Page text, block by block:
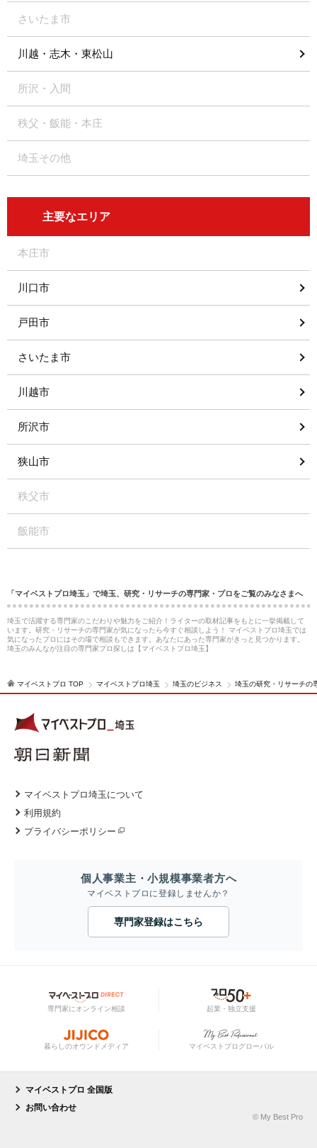
さいたま市
川越・志木・東松山
所沢・入間
秩父・飯能・本庄
埼玉その他
主要なエリア
本庄市
川口市
戸田市
さいたま市
川越市
所沢市
狭山市
秩父市
飯能市
「マイベストプロ埼玉」で埼玉、研究・リサーチの専門家・プロをご覧のみなさまへ
埼玉で活躍する専門家のこだわりや魅力をご紹介！ライターの取材記事をもとに一挙掲載して
います。研究・リサーチの専門家が気になったら今すぐ相談しよう！ マイベストプロ埼玉では
気になったプロにはその場で相談もできます。あなたにあった専門家がきっと見つかります。
埼玉のみんなが注目の専門家プロ探しは【マイベストプロ埼玉】
マイベストプロ TOP マイベストプロ埼玉 埼玉のビジネス 埼玉の研究・リサーチの
マイベストプロ埼玉について
利用規約
プライバシーポリシー
個人事業主・小規模事業者方へ
マイベストプロに登録しませんか？
専門家登録はこちら
専門家にオンライン相談 起業・独立支援
暮らしのオウンドメディア マイベストプログローバル
マイベストプロ 全国版
お問い合わせ
© My Best Pro